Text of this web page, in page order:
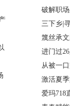
破解职
三下乡|
篾丝承
进门过
从被一
激活夏
爱玛718